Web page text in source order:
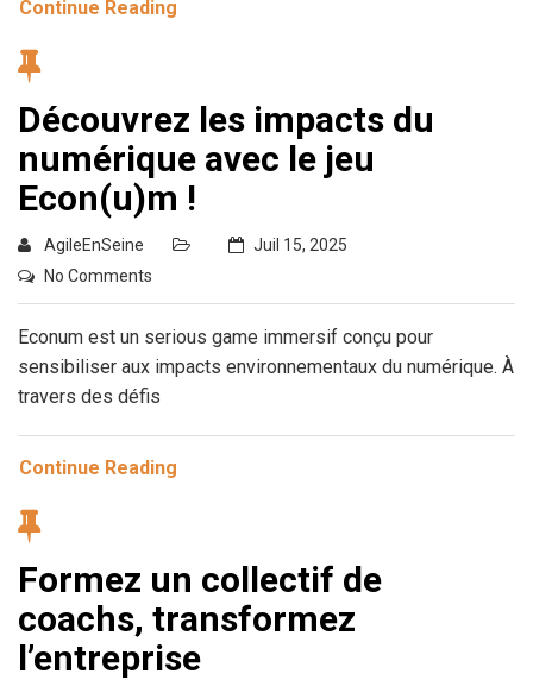
Continue Reading
Découvrez les impacts du
numérique avec le jeu
Econ(u)m !
AgileEnSeine
Juil 15, 2025
No Comments
Econum est un serious game immersif conçu pour
sensibiliser aux impacts environnementaux du numérique. À
travers des défis
Continue Reading
Formez un collectif de
coachs, transformez
l’entreprise